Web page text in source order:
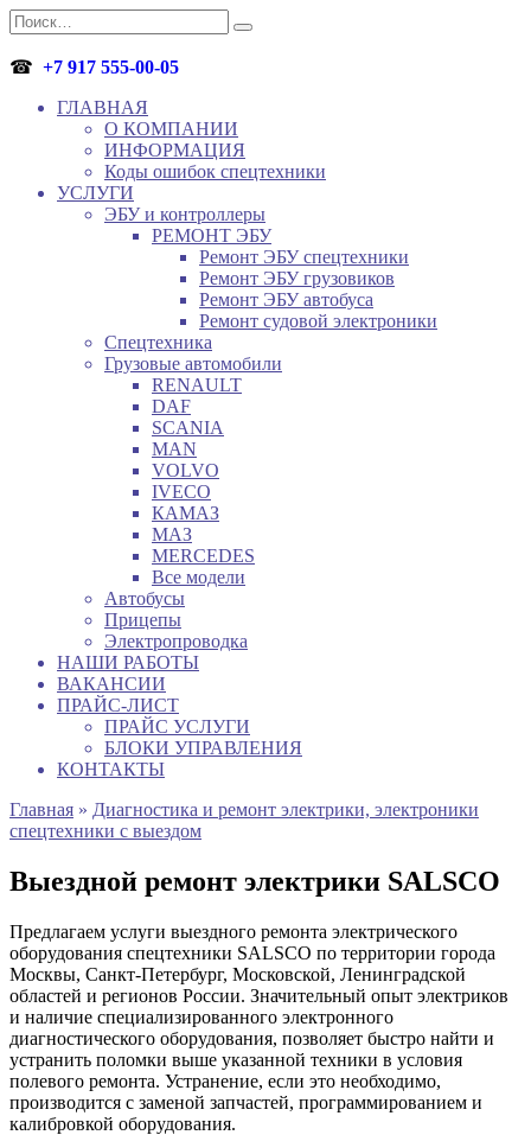
Перейти
к
содержанию
Search
for:
☎ +7 917 555-00-05
ГЛАВНАЯ
О КОМПАНИИ
ИНФОРМАЦИЯ
Коды ошибок спецтехники
УСЛУГИ
ЭБУ и контроллеры
РЕМОНТ ЭБУ
Ремонт ЭБУ спецтехники
Ремонт ЭБУ грузовиков
Ремонт ЭБУ автобуса
Ремонт судовой электроники
Спецтехника
Грузовые автомобили
RENAULT
DAF
SCANIA
MAN
VOLVO
IVECO
КАМАЗ
МАЗ
MERCEDES
Все модели
Автобусы
Прицепы
Электропроводка
НАШИ РАБОТЫ
ВАКАНСИИ
ПРАЙС-ЛИСТ
ПРАЙС УСЛУГИ
БЛОКИ УПРАВЛЕНИЯ
КОНТАКТЫ
Главная » Диагностика и ремонт электрики, электроники
спецтехники с выездом
Выездной ремонт электрики SALSCO
Предлагаем услуги выездного ремонта электрического
оборудования спецтехники SALSCO по территории города
Москвы, Санкт-Петербург, Московской, Ленинградской
областей и регионов России. Значительный опыт электриков
и наличие специализированного электронного
диагностического оборудования, позволяет быстро найти и
устранить поломки выше указанной техники в условия
полевого ремонта. Устранение, если это необходимо,
производится с заменой запчастей, программированием и
калибровкой оборудования.